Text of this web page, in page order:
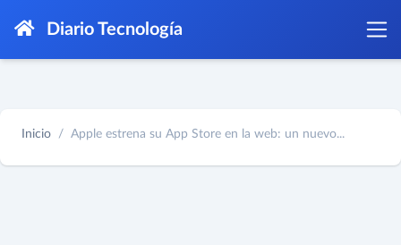
Diario Tecnología
Inicio Apple estrena su App Store en la web: un nuevo...